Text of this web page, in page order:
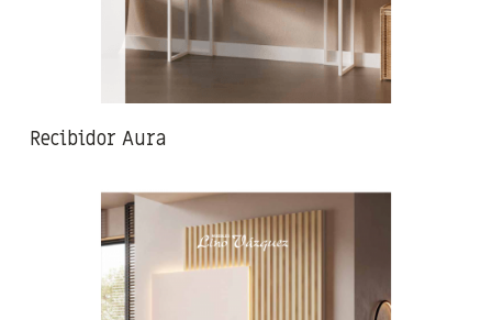
Recibidor Aura